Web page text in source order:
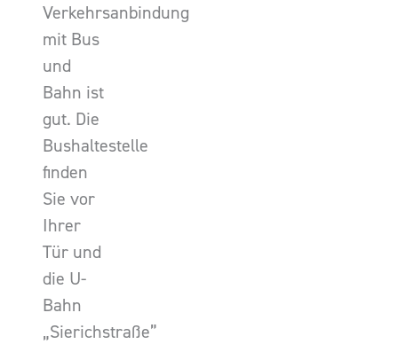
Verkehrsanbindung
mit Bus
und
Bahn ist
gut. Die
Bushaltestelle
finden
Sie vor
Ihrer
Tür und
die U-
Bahn
„Sierichstraße”